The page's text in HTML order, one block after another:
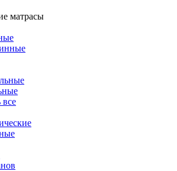
матрасы
все